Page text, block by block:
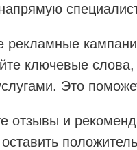
рекламные
ключевые
Это
отзывы и
оставить